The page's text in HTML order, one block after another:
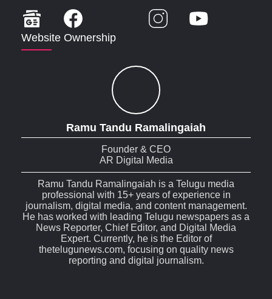
Website Ownership
Ramu Tandu Ramalingaiah
Founder & CEO
AR Digital Media
Ramu Tandu Ramalingaiah is a Telugu media
professional with 15+ years of experience in
journalism, digital media, and content management.
He has worked with leading Telugu newspapers as a
News Reporter, Chief Editor, and Digital Media
Expert. Currently, he is the Editor of
thetelugunews.com, focusing on quality news
reporting and digital journalism.